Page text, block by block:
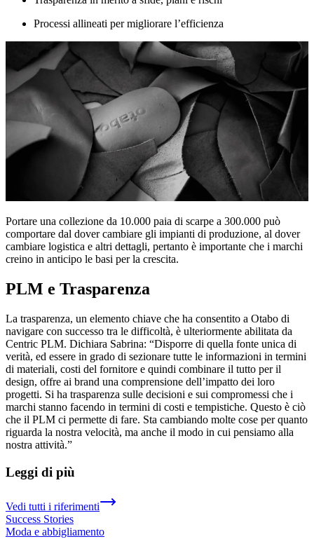
Processi allineati per migliorare l’efficienza
Portare una collezione da 10.000 paia di scarpe a 300.000 può
comportare dal dover cambiare gli impianti di produzione, al dover
cambiare logistica e altri dettagli, pertanto è importante che i marchi
creino in anticipo le basi per la crescita.
PLM e Trasparenza
La trasparenza, un elemento chiave che ha consentito a Otabo di
navigare con successo tra le difficoltà, è ulteriormente abilitata da
Centric PLM. Dichiara Sabrina: “Disporre di quella fonte unica di
verità, ed essere in grado di sezionare tutte le informazioni in termini
di materiali, costi del fornitore e quindi combinare il tutto per il
design, offre ai brand una comprensione dell’impatto dei loro
progetti. Si ha trasparenza sulle decisioni e sui compromessi che i
marchi stanno facendo in termini di costi e tempistiche. Questo è ciò
che il PLM ci permette di fare. Sta cambiando molte cose per quanto
riguarda la nostra velocità, ma anche il modo in cui pensiamo alla
nostra attività.”
Leggi di più
Vedi tutti i riferimenti
Success Stories
Moda e abbigliamento